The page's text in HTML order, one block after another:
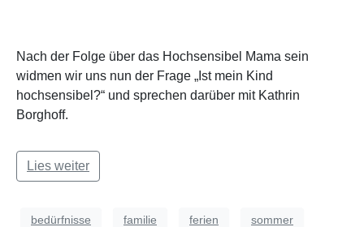
Nach der Folge über das Hochsensibel Mama sein
widmen wir uns nun der Frage „Ist mein Kind
hochsensibel?“ und sprechen darüber mit Kathrin
Borghoff.
Lies weiter
bedürfnisse familie ferien sommer